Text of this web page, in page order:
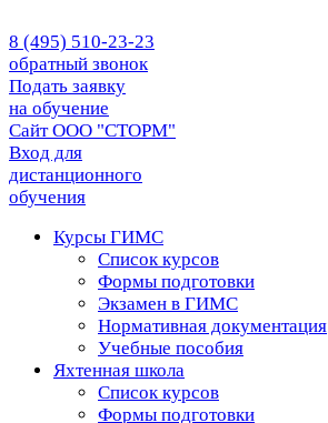
8 (495) 510-23-23
обратный звонок
Подать заявку
на обучение
Сайт ООО "СТОРМ"
Вход для
дистанционного
обучения
Курсы ГИМС
Список курсов
Формы подготовки
Экзамен в ГИМС
Нормативная документация
Учебные пособия
Яхтенная школа
Список курсов
Формы подготовки